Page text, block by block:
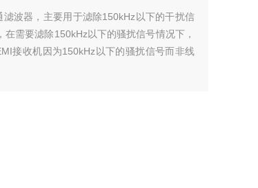
波器，主要用于滤除150kHz以下的干扰信
需要滤除150kHz以下的骚扰信号情况下，
接收机因为150kHz以下的骚扰信号而非线